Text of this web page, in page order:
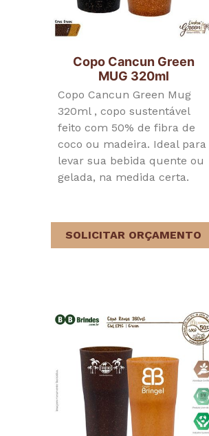
Copo Cancun Green
MUG 320ml
Copo Cancun Green Mug
320ml , copo sustentável
feito com 50% de fibra de
coco ou madeira. Ideal para
levar sua bebida quente ou
gelada, na medida certa.
SOLICITAR ORÇAMENTO